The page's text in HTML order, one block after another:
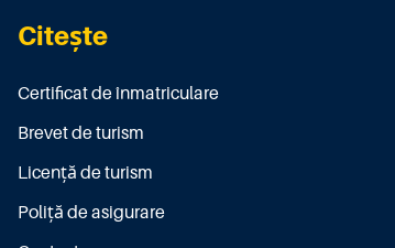
Citește
Certificat de înmatriculare
Brevet de turism
Licenţă de turism
Poliţă de asigurare